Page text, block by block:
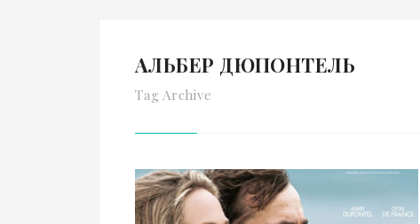
АЛЬБЕР ДЮПОНТЕЛЬ
Tag Archive